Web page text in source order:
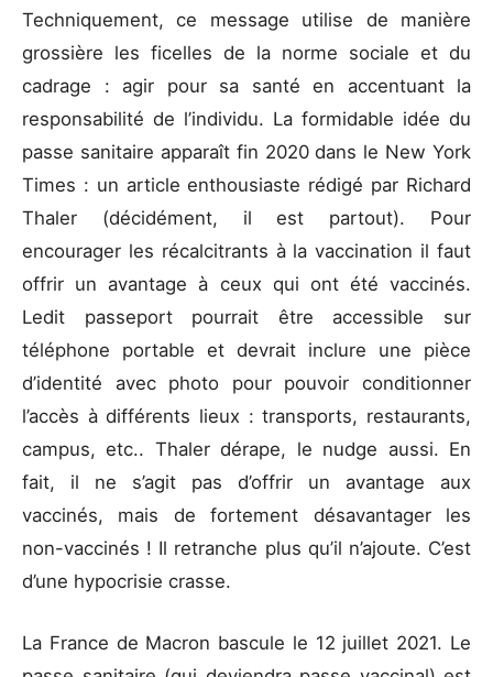
Techniquement, ce message utilise de manière
grossière les ficelles de la norme sociale et du
cadrage : agir pour sa santé en accentuant la
responsabilité de l’individu. La formidable idée du
passe sanitaire apparaît fin 2020 dans le New York
Times : un article enthousiaste rédigé par Richard
Thaler (décidément, il est partout). Pour
encourager les récalcitrants à la vaccination il faut
offrir un avantage à ceux qui ont été vaccinés.
Ledit passeport pourrait être accessible sur
téléphone portable et devrait inclure une pièce
d’identité avec photo pour pouvoir conditionner
l’accès à différents lieux : transports, restaurants,
campus, etc.. Thaler dérape, le nudge aussi. En
fait, il ne s’agit pas d’offrir un avantage aux
vaccinés, mais de fortement désavantager les
non-vaccinés ! Il retranche plus qu’il n’ajoute. C’est
d’une hypocrisie crasse.
La France de Macron bascule le 12 juillet 2021. Le